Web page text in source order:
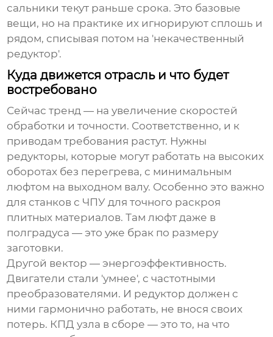
сальники текут раньше срока. Это базовые
вещи, но на практике их игнорируют сплошь и
рядом, списывая потом на 'некачественный
редуктор'.
Куда движется отрасль и что будет
востребовано
Сейчас тренд — на увеличение скоростей
обработки и точности. Соответственно, и к
приводам требования растут. Нужны
редукторы, которые могут работать на высоких
оборотах без перегрева, с минимальным
люфтом на выходном валу. Особенно это важно
для станков с ЧПУ для точного раскроя
плитных материалов. Там люфт даже в
полградуса — это уже брак по размеру
заготовки.
Другой вектор — энергоэффективность.
Двигатели стали 'умнее', с частотными
преобразователями. И редуктор должен с
ними гармонично работать, не внося своих
потерь. КПД узла в сборе — это то, на что